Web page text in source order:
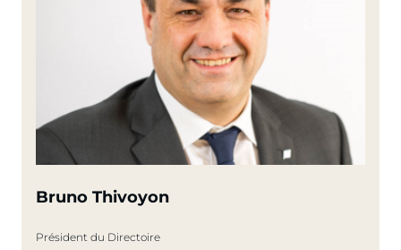
Bruno Thivoyon
Président du Directoire